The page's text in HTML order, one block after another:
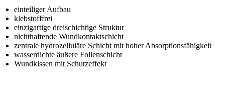
einteiliger Aufbau
klebstofffrei
einzigartige dreischichtige Struktur
nichthaftende Wundkontaktschicht
zentrale hydrozelluläre Schicht mit hoher Absorptionsfähigkeit
wasserdichte äußere Folienschicht
Wundkissen mit Schutzeffekt